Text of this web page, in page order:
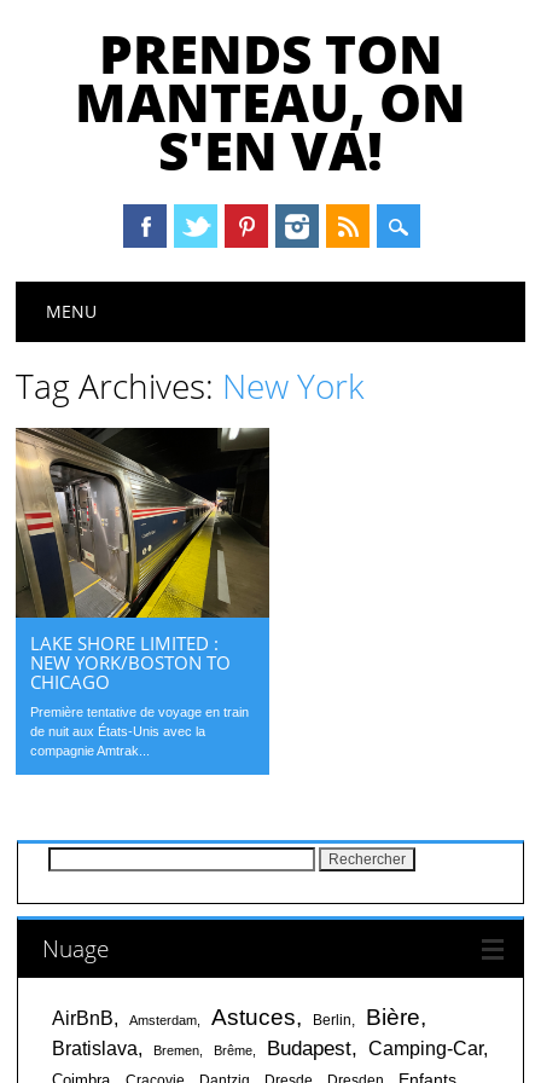
PRENDS TON
MANTEAU, ON
S'EN VA!
Main menu
MENU
Tag Archives: New York
LAKE SHORE LIMITED :
NEW YORK/BOSTON TO
CHICAGO
Première tentative de voyage en train
de nuit aux États-Unis avec la
compagnie Amtrak...
Nuage
AirBnB Amsterdam Astuces Berlin Bière
Bratislava Bremen Brême Budapest Camping-Car